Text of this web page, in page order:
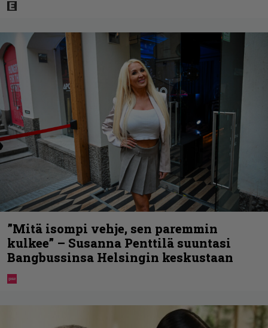
”Mitä isompi vehje, sen paremmin
kulkee” – Susanna Penttilä suuntasi
Bangbussinsa Helsingin keskustaan